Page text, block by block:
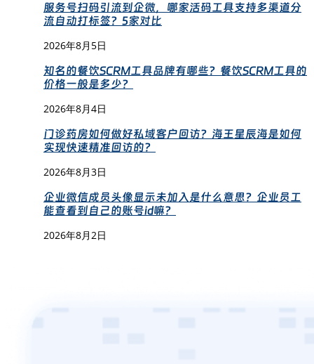
服务号扫码引流到企微，哪家活码工具支持多渠道分
流自动打标签？5家对比
2026年8月5日
知名的餐饮SCRM工具品牌有哪些？餐饮SCRM工具的
价格一般是多少？
2026年8月4日
门诊药房如何做好私域客户回访？海王星辰海是如何
实现快速精准回访的？
2026年8月3日
企业微信成员头像显示未加入是什么意思？企业员工
能查看到自己的账号id嘛？
2026年8月2日